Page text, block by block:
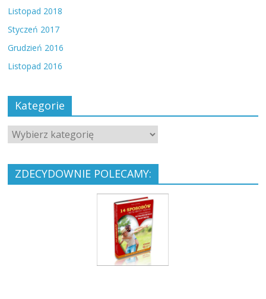
Listopad 2018
Styczeń 2017
Grudzień 2016
Listopad 2016
Kategorie
ZDECYDOWNIE POLECAMY: